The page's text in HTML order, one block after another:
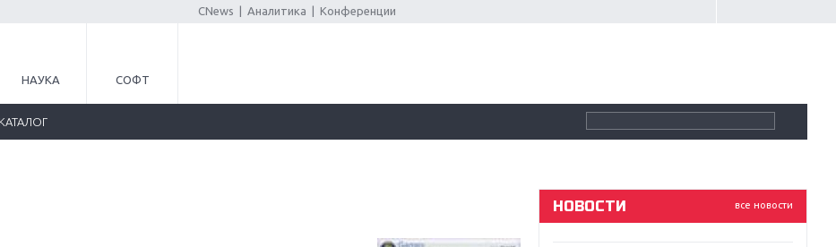
CNews Аналитика Конференции
НАУКА СОФТ
КАТАЛОГ
все новости
НОВОСТИ
Souls
Far Cry 5: хвалить нельзя ругать